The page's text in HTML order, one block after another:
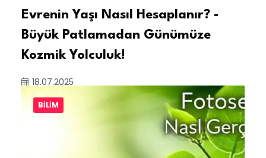
Evrenin Yaşı Nasıl Hesaplanır? -
Büyük Patlamadan Günümüze
Kozmik Yolculuk!
18.07.2025
BILIM